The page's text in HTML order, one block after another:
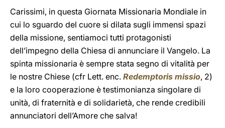
Carissimi, in questa Giornata Missionaria Mondiale in
cui lo sguardo del cuore si dilata sugli immensi spazi
della missione, sentiamoci tutti protagonisti
dell’impegno della Chiesa di annunciare il Vangelo. La
spinta missionaria è sempre stata segno di vitalità per
le nostre Chiese (cfr Lett. enc. Redemptoris missio, 2)
e la loro cooperazione è testimonianza singolare di
unità, di fraternità e di solidarietà, che rende credibili
annunciatori dell’Amore che salva!